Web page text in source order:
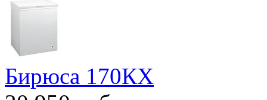
Бирюса 170КХ